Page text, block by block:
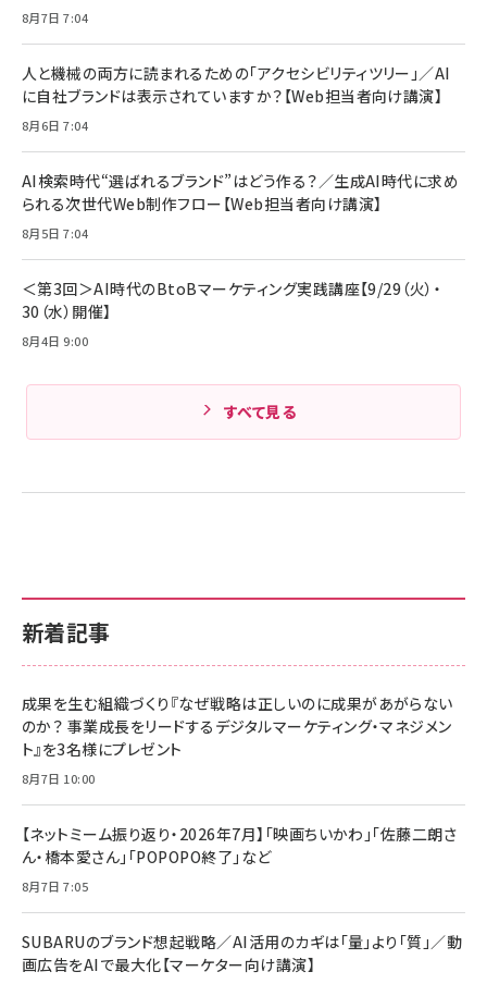
新着記事
成果を生む組織づくり『なぜ戦略は正しいのに成果があがらない
のか？ 事業成長をリードするデジタルマーケティング・マネジメン
ト』を3名様にプレゼント
8月7日 10:00
【ネットミーム振り返り・2026年7月】「映画ちいかわ」「佐藤二朗さ
ん・橋本愛さん」「POPOPO終了」など
8月7日 7:05
SUBARUのブランド想起戦略／AI活用のカギは「量」より「質」／動
画広告をAIで最大化【マーケター向け講演】
8月7日 7:04
人と機械の両方に読まれるための「アクセシビリティツリー」／AI
に自社ブランドは表示されていますか？【Web担当者向け講演】
8月6日 7:04
AI検索時代“選ばれるブランド”はどう作る？／生成AI時代に求め
られる次世代Web制作フロー【Web担当者向け講演】
8月5日 7:04
＜第3回＞AI時代のBtoBマーケティング実践講座【9/29（火）・
30（水）開催】
8月4日 9:00
すべて見る